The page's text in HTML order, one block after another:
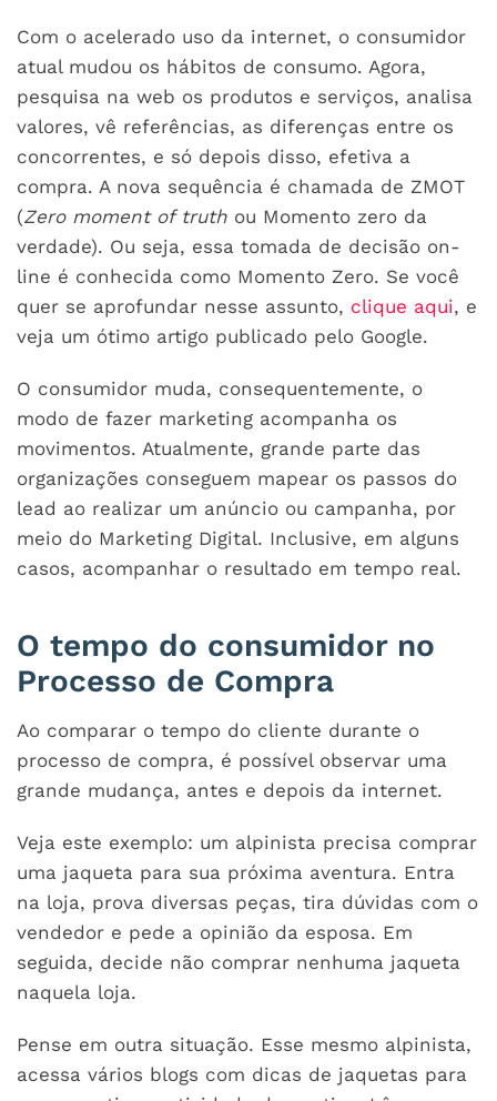
Com o acelerado uso da internet, o consumidor
atual mudou os hábitos de consumo. Agora,
pesquisa na web os produtos e serviços, analisa
valores, vê referências, as diferenças entre os
concorrentes, e só depois disso, efetiva a
compra. A nova sequência é chamada de ZMOT
(Zero moment of truth ou Momento zero da
verdade). Ou seja, essa tomada de decisão on-
line é conhecida como Momento Zero. Se você
quer se aprofundar nesse assunto, clique aqui, e
veja um ótimo artigo publicado pelo Google.
O consumidor muda, consequentemente, o
modo de fazer marketing acompanha os
movimentos. Atualmente, grande parte das
organizações conseguem mapear os passos do
lead ao realizar um anúncio ou campanha, por
meio do Marketing Digital. Inclusive, em alguns
casos, acompanhar o resultado em tempo real.
O tempo do consumidor no
Processo de Compra
Ao comparar o tempo do cliente durante o
processo de compra, é possível observar uma
grande mudança, antes e depois da internet.
Veja este exemplo: um alpinista precisa comprar
uma jaqueta para sua próxima aventura. Entra
na loja, prova diversas peças, tira dúvidas com o
vendedor e pede a opinião da esposa. Em
seguida, decide não comprar nenhuma jaqueta
naquela loja.
Pense em outra situação. Esse mesmo alpinista,
acessa vários blogs com dicas de jaquetas para